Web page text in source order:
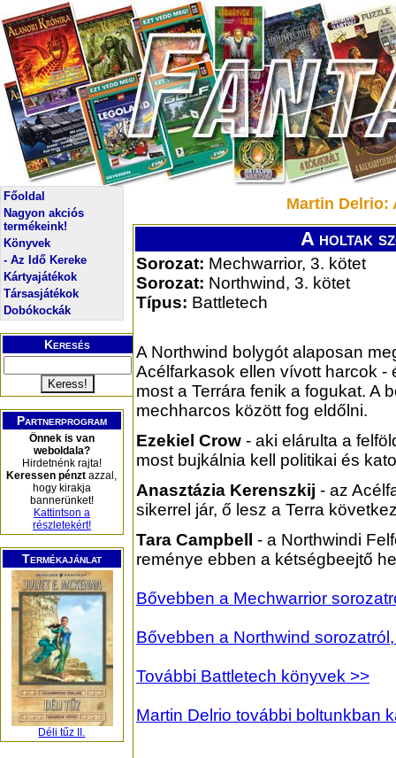
Főoldal
Nagyon akciós
termékeink!
Könyvek
- Az Idő Kereke
Kártyajátékok
Társasjátékok
Dobókockák
Keresés
Partnerprogram
Önnek is van
weboldala?
Hirdetnénk rajta!
Keressen pénzt azzal,
hogy kirakja
bannerünket!
Kattintson a
részletekért!
Termékajánlat
Déli tűz II.
Martin Delrio:
A holtak
Sorozat: Mechwarrior, 3. kötet
Sorozat: Northwind, 3. kötet
Típus: Battletech
A Northwind bolygót alaposan
Acélfarkasok ellen vívott harcok -
most a Terrára fenik a fogukat. A
mechharcos között fog eldőlni.
Ezekiel Crow - aki elárulta a
most bujkálnia kell politikai és
Anasztázia Kerenszkij - az
sikerrel jár, ő lesz a Terra
Tara Campbell
- a Northwindi
reménye ebben a kétségbeejtő
Bővebben a Mechwarrior
Bővebben a Northwind
További Battletech könyvek >>
Martin Delrio további boltunkban